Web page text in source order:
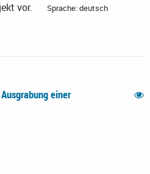
vor.
Sprache: deutsch
einer